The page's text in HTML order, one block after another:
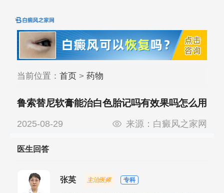
当前位置： 首页> 药物
鲁索替尼软膏能治白色胎记吗有效果吗怎么用
啊
2025-08-29 来源： 白癜风之家网
医生回答
张英 主治医师 专科